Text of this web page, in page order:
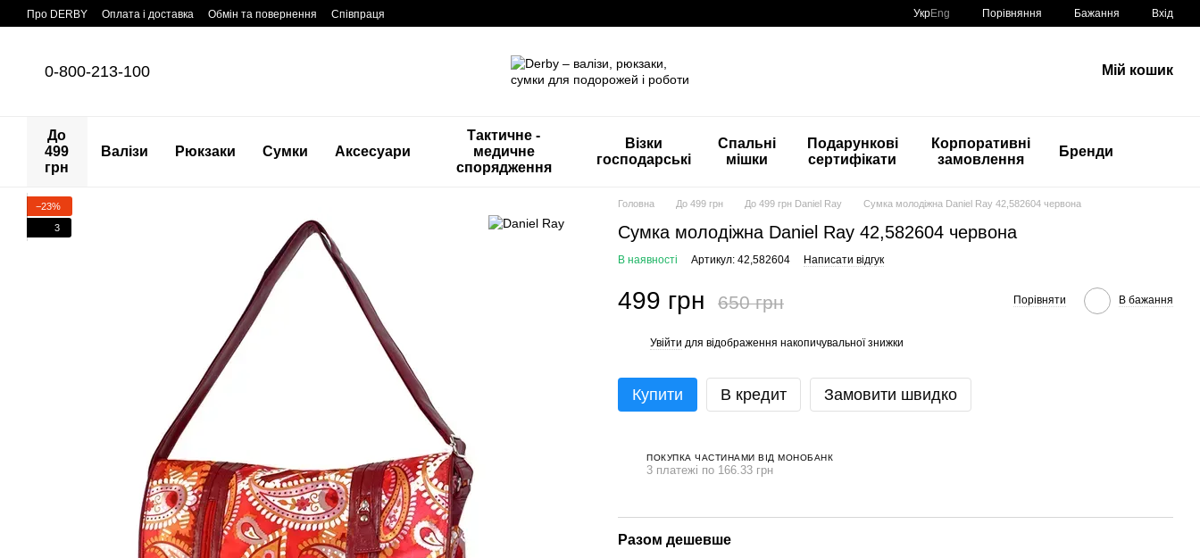
Перейти до основного контенту
Про DERBY Оплата і доставка Обмін та повернення Співпраця УкрEng Порівняння Бажання Вхід
0-800-213-100 Мій кошик
До
499
грн
Валізи Рюкзаки Сумки Аксесуари
Тактичне -
медичне
спорядження
Візки
господарські
Спальні
мішки
Подарункові
сертифікати
Корпоративні
замовлення
Бренди
−23%
3
Головна До 499 грн До 499 грн Daniel Ray Сумка молодіжна Daniel Ray 42,582604 червона
Сумка молодіжна Daniel Ray 42,582604 червона
В наявності Артикул: 42,582604 Написати відгук
499 грн 650 грн Порівняти В бажання
Увійти для відображення накопичувальної знижки
Купити В кредит Замовити швидко
ПОКУПКА ЧАСТИНАМИ ВІД МОНОБАНК
3 платежі по 166.33 грн
Разом дешевше